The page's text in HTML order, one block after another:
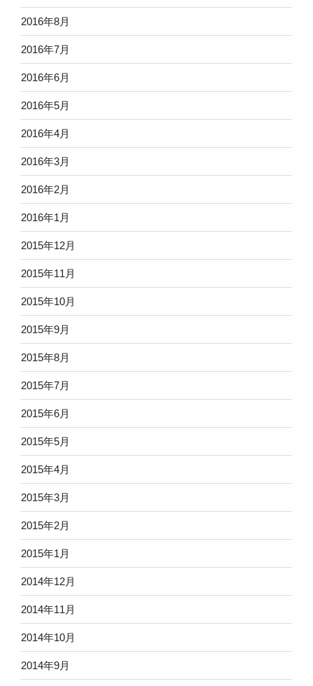
2016年8月
2016年7月
2016年6月
2016年5月
2016年4月
2016年3月
2016年2月
2016年1月
2015年12月
2015年11月
2015年10月
2015年9月
2015年8月
2015年7月
2015年6月
2015年5月
2015年4月
2015年3月
2015年2月
2015年1月
2014年12月
2014年11月
2014年10月
2014年9月